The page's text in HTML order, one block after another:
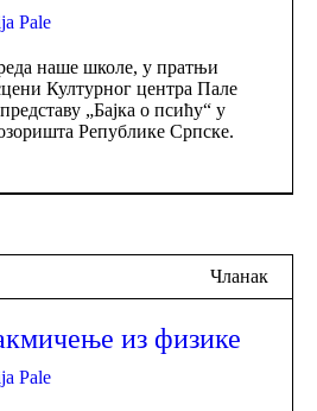
Pale
наше школе, у пратњи
Културног центра Пале
„Бајка о псићу“ у
Републике Српске.
Чланак
из физике
Pale